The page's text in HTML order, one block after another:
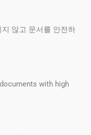
않고 문서를 안전하
with high